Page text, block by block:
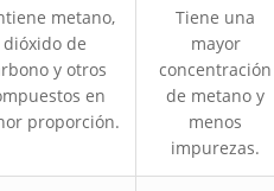
metano,
dióxido de
y otros
en
proporción.
Tiene una
mayor
concentración
de metano y
menos
impurezas.